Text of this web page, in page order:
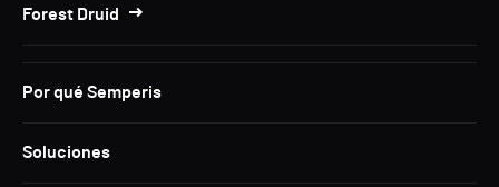
Forest Druid
Por qué Semperis
Soluciones